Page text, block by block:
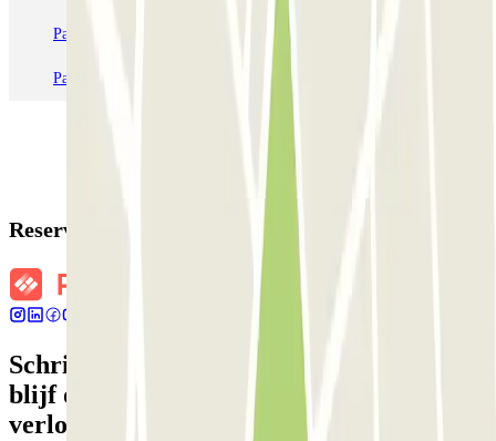
Parkeren in Station Venetië Mestre Parkeren in Rome
Parkeren in Milaan Parkeren in Verona
Reserveringsgegevens
Schrijf je in voor onze nieuwsbrief en
blijf op de hoogte van kortingen,
verlotingen en vele andere verrassingen.